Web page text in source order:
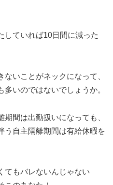
していれば10日間に減った
いことがネックになって、
いのではないでしょうか。
間は出勤扱いになっても、
う自主隔離期間は有給休暇を
てもバレないんじゃない